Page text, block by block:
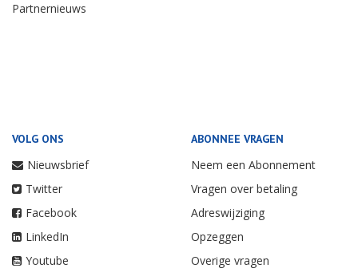
Partnernieuws
VOLG ONS
Nieuwsbrief
Twitter
Facebook
LinkedIn
Youtube
ABONNEE VRAGEN
Neem een Abonnement
Vragen over betaling
Adreswijziging
Opzeggen
Overige vragen